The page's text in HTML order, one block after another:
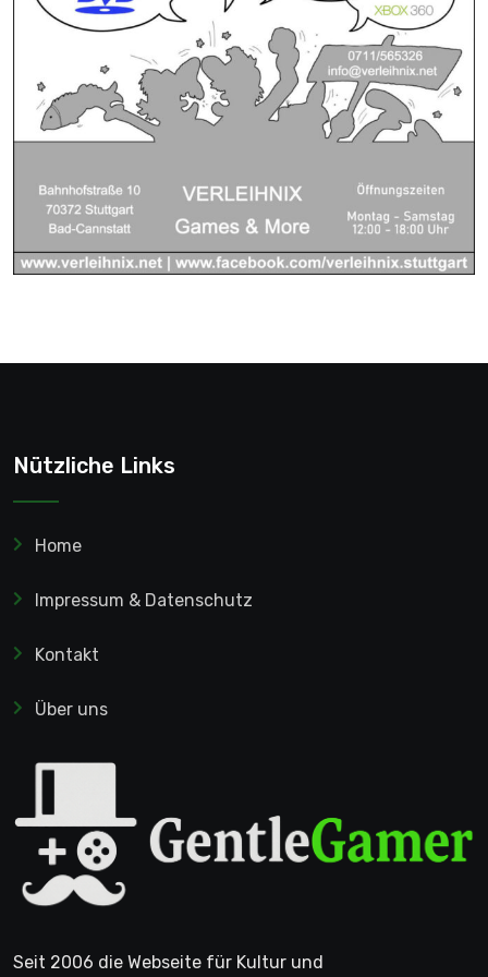
Nützliche Links
Home
Impressum & Datenschutz
Kontakt
Über uns
Seit 2006 die Webseite für Kultur und